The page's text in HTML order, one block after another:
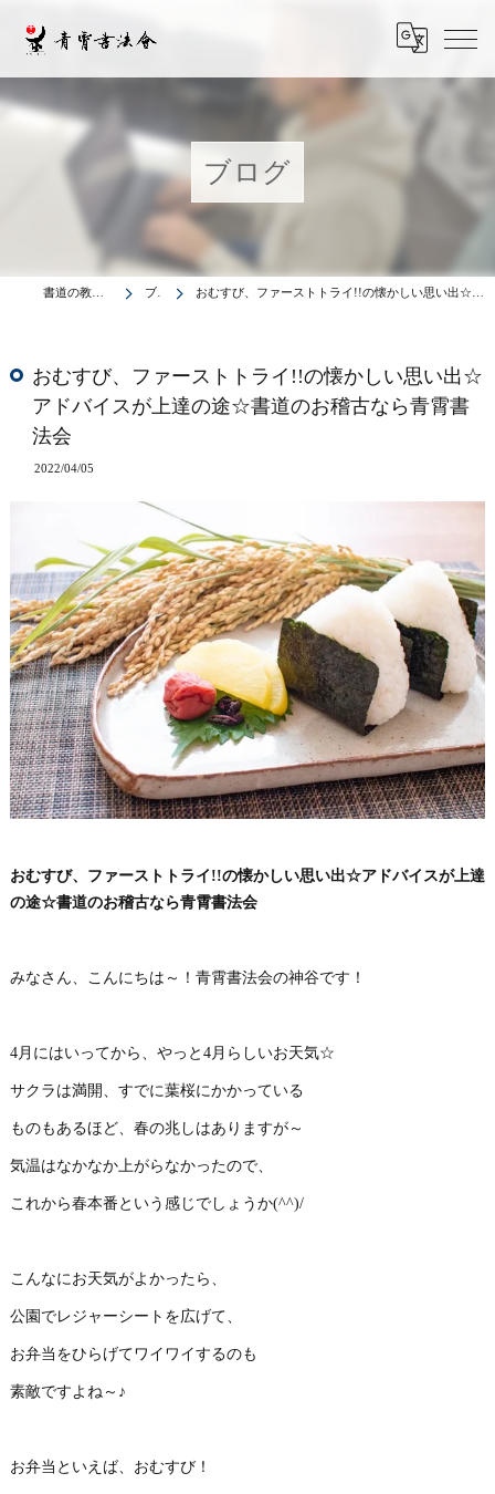
ブログ
書道の教室は青霄書法会 ブログ おむすび、ファーストトライ!!の懐かしい思い出☆アドバイスが上達の途☆書道のお稽古なら青霄書法会
おむすび、ファーストトライ!!の懐かしい思い出☆
アドバイスが上達の途☆書道のお稽古なら青霄書
法会
2022/04/05
おむすび、ファーストトライ!!の懐かしい思い出☆アドバイスが上達
の途☆書道のお稽古なら青霄書法会
みなさん、こんにちは～！青霄書法会の神谷です！
4月にはいってから、やっと4月らしいお天気☆
サクラは満開、すでに葉桜にかかっている
ものもあるほど、春の兆しはありますが～
気温はなかなか上がらなかったので、
これから春本番という感じでしょうか(^^)/
こんなにお天気がよかったら、
公園でレジャーシートを広げて、
お弁当をひらげてワイワイするのも
素敵ですよね～♪
お弁当といえば、おむすび！